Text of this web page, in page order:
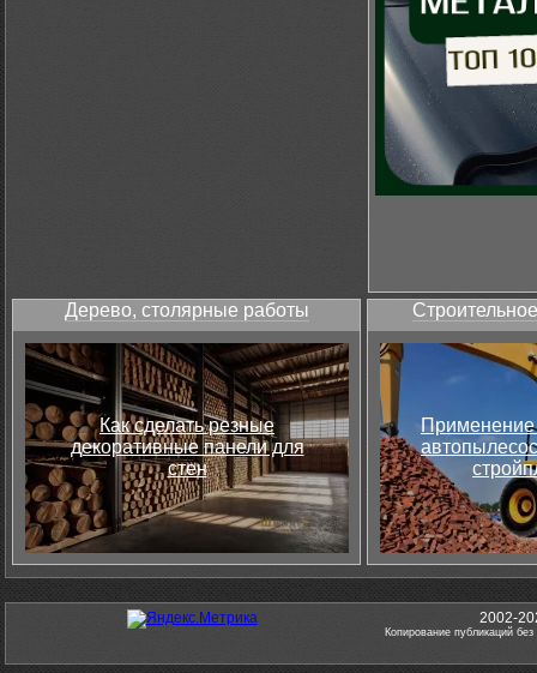
Дерево, столярные работы
Как сделать резные
декоративные панели для
стен
Применение
2002-
Копирование публикаций